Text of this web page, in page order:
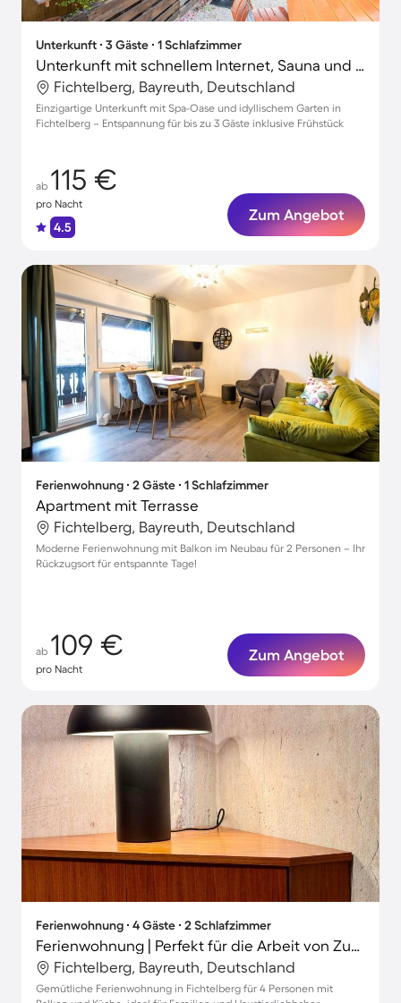
Unterkunft ∙ 3 Gäste ∙ 1 Schlafzimmer
Unterkunft mit schnellem Internet, Sauna und Grill
Fichtelberg, Bayreuth, Deutschland
Einzigartige Unterkunft mit Spa-Oase und idyllischem Garten in
Fichtelberg – Entspannung für bis zu 3 Gäste inklusive Frühstück
ab 115 €
pro Nacht
4.5
Zum Angebot
Ferienwohnung ∙ 2 Gäste ∙ 1 Schlafzimmer
Apartment mit Terrasse
Fichtelberg, Bayreuth, Deutschland
Moderne Ferienwohnung mit Balkon im Neubau für 2 Personen – Ihr
Rückzugsort für entspannte Tage!
ab 109 €
pro Nacht
Zum Angebot
Ferienwohnung ∙ 4 Gäste ∙ 2 Schlafzimmer
Ferienwohnung | Perfekt für die Arbeit von Zuhause
Fichtelberg, Bayreuth, Deutschland
Gemütliche Ferienwohnung in Fichtelberg für 4 Personen mit